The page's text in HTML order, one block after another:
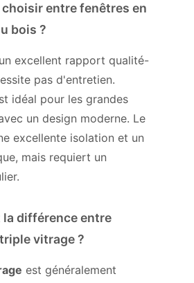
entre fenêtres en
bois ?
excellent rapport qualité-
pas d'entretien.
idéal pour les grandes
un design moderne. Le
excellente isolation et un
mais requiert un
la différence entre
vitrage ?
est généralement